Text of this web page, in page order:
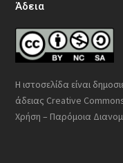
Άδεια
Η ιστοσελίδα είναι
άδειας Creative
Χρήση – Παρόμοια